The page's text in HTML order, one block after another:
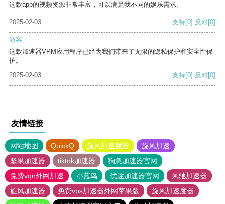
这款app的视频资源非常丰富，可以满足我不同的娱乐需求。
2025-02-03 支持[0] 反对[0]
游客
这款加速器VPM应用程序已经为我们带来了无限的隐私保护和安全性保
护。
2025-02-03
支持[0] 反对[0]
友情链接
网站地图 QuickQ 旋风加速度器
旋风加速
坚果加速器
tiktok加速器
狗急加速器官网
免费vqn外网加速
小蓝鸟 优途加速器官网
风驰加速器
旋风加速器
免费vps加速器外网苹果版
旋风加速度器